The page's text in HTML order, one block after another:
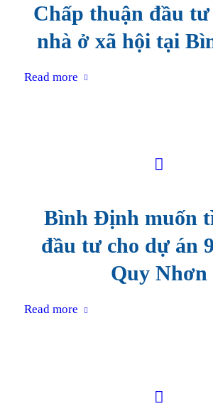
Chấp thuận đầu
nhà ở xã hội tại
Read more
Bình Định muốn
đầu tư cho dự án
Quy Nhơn
Read more